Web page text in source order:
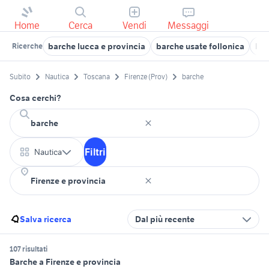
Home Cerca Vendi Messaggi
Ricerche barche lucca e provincia barche usate follonica
Subito Nautica Toscana Firenze (Prov) barche
Cosa cerchi?
Nautica Filtri
Salva ricerca Dal più recente
107 risultati
Barche a Firenze e provincia